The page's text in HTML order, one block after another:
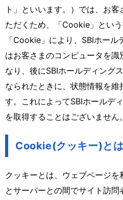
ト」といいます。）では、お
ただくため、「Cookie」という
「Cookie」により、SBIホール
はお客さまのコンピュータを
なり、後にSBIホールディング
なられたときに、状態情報を維
す。これによってSBIホールデ
を取得することはございません。
Cookie(クッキー)とは
クッキーとは、ウェブページ
とサーバーとの間でサイト訪